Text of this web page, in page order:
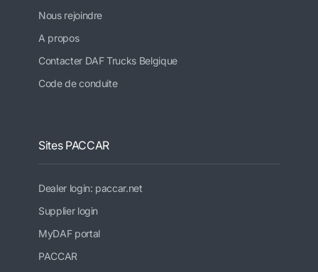
Nous rejoindre
A propos
Contacter DAF Trucks Belgique
Code de conduite
Sites PACCAR
Dealer login: paccar.net
Supplier login
MyDAF portal
PACCAR